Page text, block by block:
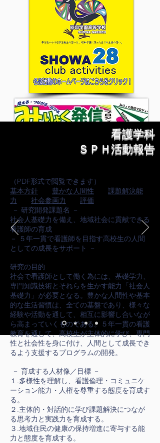
看護学科
ＳＰＨ活動報告
（PDF形式で閲覧できます）
基本方針
豊かな人間性
課題解決能
力
社会参画力
評価
－ 研究開発課題名 －
社会人基礎力を備え、地域社会に貢献できる
看護師の育成
－ ５年一貫で看護師を目指す高校生の人間
としての成長をサポート －
研究の目的
社会で看護師として働く為には、基礎学力、
専門知識技術とそれらを生かす能力「社会人
基礎力」が必要となる。豊かな人間性や基本
的な生活習慣は、全ての基盤であり、様々な
経験や活動を通して、相互に影響し合いなが
ら高まっていくものである。５年一貫の看護
教育を通して、高校生が主体的に学び、専門
性と社会性を身に付け、人間として成長でき
るよう支援するプログラムの開発。
－ 育成する人材像／目標 －
１.多様性を理解し、看護倫理・コミュニケ
ーション能力・人権を尊重する態度を育成す
る。
２.主体的・対話的に学び課題解決につなが
る思考力と実践力を育成する。
３.地域住民の健康の保持増進に寄与する能
力と態度を育成する。